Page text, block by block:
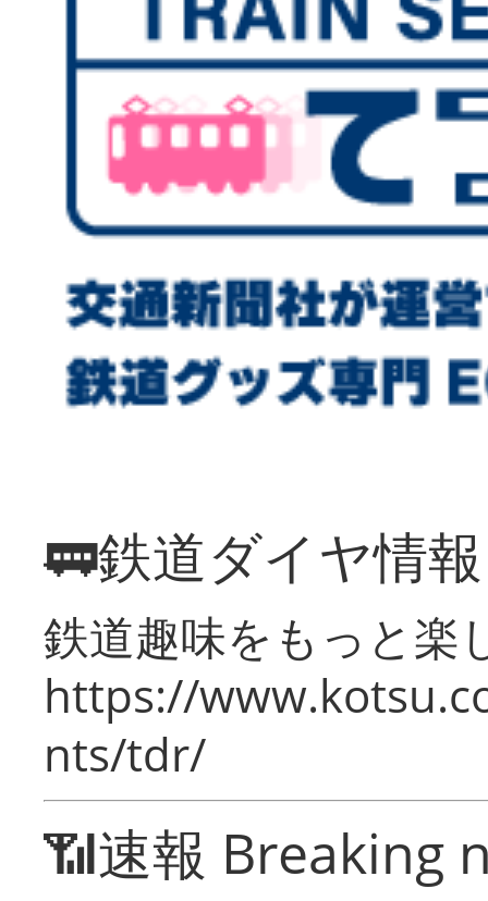
🚃鉄道ダイヤ情
鉄道趣味をもっと楽
https://
nts/tdr/
📶速報 Breaking